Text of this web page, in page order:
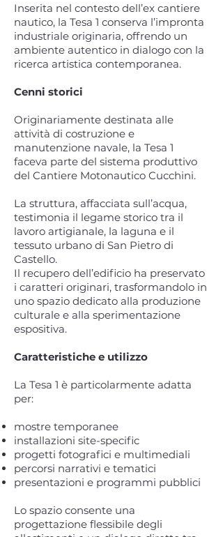
Inserita nel contesto dell’ex cantiere
nautico, la Tesa 1 conserva l’impronta
industriale originaria, offrendo un
ambiente autentico in dialogo con la
ricerca artistica contemporanea.
Cenni storici
Originariamente destinata alle
attività di costruzione e
manutenzione navale, la Tesa 1
faceva parte del sistema produttivo
del Cantiere Motonautico Cucchini.
La struttura, affacciata sull’acqua,
testimonia il legame storico tra il
lavoro artigianale, la laguna e il
tessuto urbano di San Pietro di
Castello.
Il recupero dell’edificio ha preservato
i caratteri originari, trasformandolo in
uno spazio dedicato alla produzione
culturale e alla sperimentazione
espositiva.
Caratteristiche e utilizzo
La Tesa 1 è particolarmente adatta
per:
mostre temporanee
installazioni site-specific
progetti fotografici e multimediali
percorsi narrativi e tematici
presentazioni e programmi pubblici
Lo spazio consente una
progettazione flessibile degli